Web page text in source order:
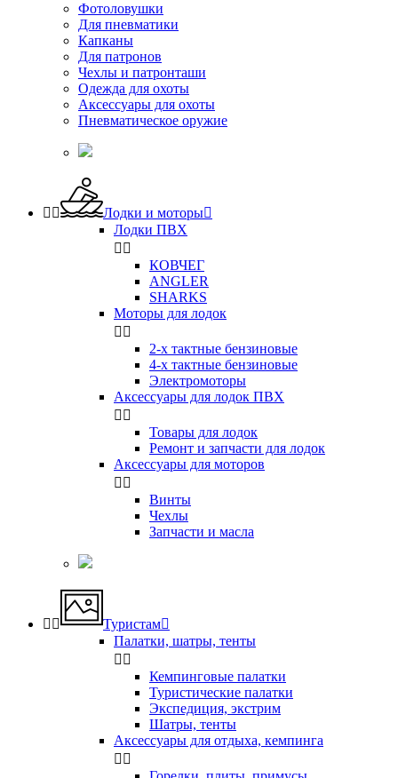
Фотоловушки
Для пневматики
Капканы
Для патронов
Чехлы и патронташи
Одежда для охоты
Аксессуары для охоты
Пневматическое оружие
  Лодки и моторы
Лодки ПВХ
 
КОВЧЕГ
ANGLER
SHARKS
Моторы для лодок
 
2-х тактные бензиновые
4-х тактные бензиновые
Электромоторы
Аксессуары для лодок ПВХ
 
Товары для лодок
Ремонт и запчасти для лодок
Аксессуары для моторов
 
Винты
Чехлы
Запчасти и масла
  Туристам
Палатки, шатры, тенты
 
Кемпинговые палатки
Туристические палатки
Экспедиция, экстрим
Шатры, тенты
Аксессуары для отдыха, кемпинга
 